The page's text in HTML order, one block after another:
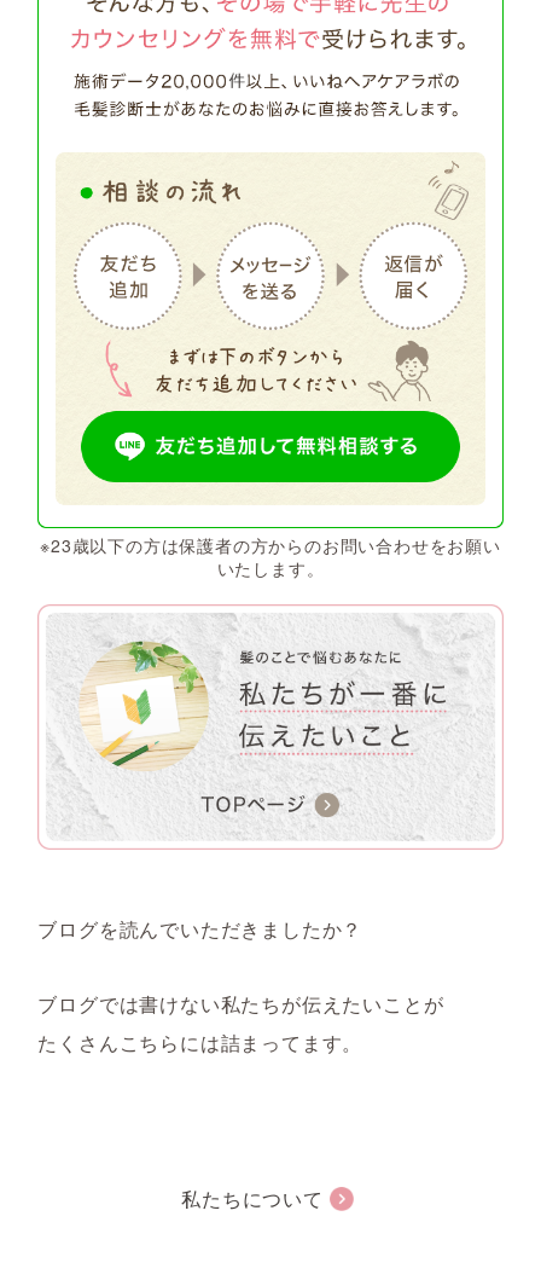
※23歳以下の方は保護者の方からのお問い合わせをお願い
いたします。
ブログを読んでいただきましたか？
ブログでは書けない私たちが伝えたいことが
たくさんこちらには詰まってます。
私たちについて